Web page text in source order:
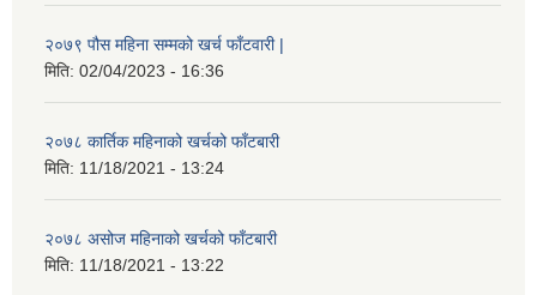
२०७९ पौस महिना सम्मको खर्च फाँटवारी |
मिति: 02/04/2023 - 16:36
२०७८ कार्तिक महिनाको खर्चको फाँटबारी
मिति: 11/18/2021 - 13:24
२०७८ असोज महिनाको खर्चको फाँटबारी
मिति: 11/18/2021 - 13:22